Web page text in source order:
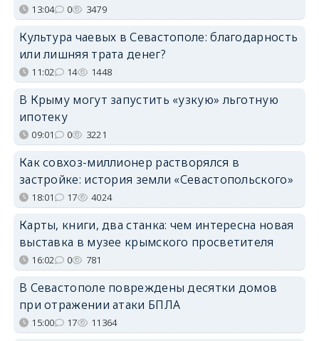
13:04 0 3479
Культура чаевых в Севастополе: благодарность
или лишняя трата денег?
11:02 14 1448
В Крыму могут запустить «узкую» льготную
ипотеку
09:01 0 3221
Как совхоз-миллионер растворялся в
застройке: история земли «Севастопольского»
18:01 17 4024
Карты, книги, два станка: чем интересна новая
выставка в музее крымского просветителя
16:02 0 781
В Севастополе повреждены десятки домов
при отражении атаки БПЛА
15:00 17 11364